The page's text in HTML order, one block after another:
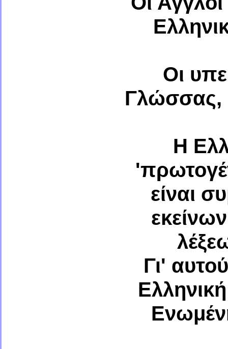
Οι
Γλώσσας,
Η
είναι
Γι'